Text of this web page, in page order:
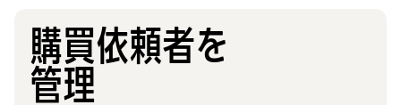
購買依頼者を
管理